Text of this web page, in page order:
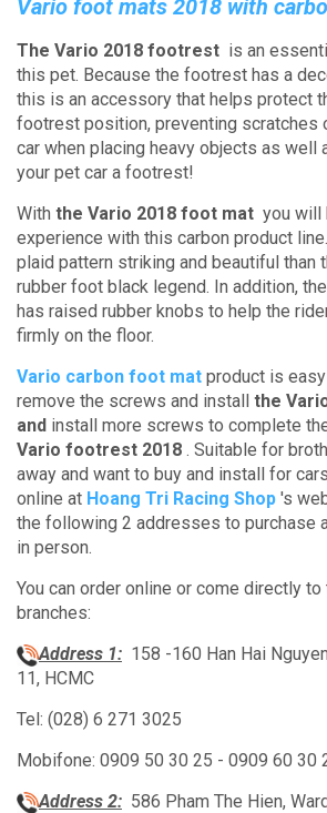
Vario foot mats 2018 with
The Vario 2018 footrest is an
this pet. Because the footrest has a
this is an accessory that helps protect
footrest position, preventing scratches
car when placing heavy objects as well
your pet car a footrest!
With the Vario 2018 foot mat you will
experience with this carbon product line.
plaid pattern striking and beautiful than
rubber foot black legend. In addition,
has raised rubber knobs to help the
firmly on the floor.
Vario carbon foot mat product is
remove the screws and install the
and install more screws to complete
Vario footrest 2018 . Suitable for
away and want to buy and install for
online at Hoang Tri Racing Shop 's
the following 2 addresses to purchase
in person.
You can order online or come directly
branches:
Address 1: 158 -160 Han Hai
11, HCMC
Tel: (028) 6 271 3025
Mobifone: 0909 50 30 25 - 0909 60 30
Address 2: 586 Pham The Hien,